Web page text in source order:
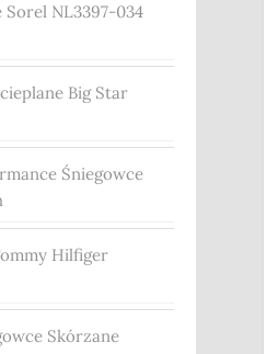
NL3397-034
Big Star
Śniegowce
Hilfiger
Skórzane